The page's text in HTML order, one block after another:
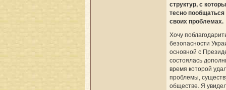
структур, с
тесно пообщаться
своих проблемах.
Хочу
безопасности
основной с
состоялась
время которой
проблемы,
обществе. Я